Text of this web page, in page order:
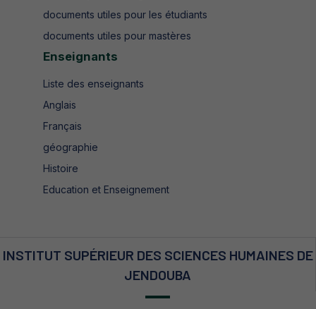
documents utiles pour les étudiants
documents utiles pour mastères
Enseignants
Liste des enseignants
Anglais
Français
géographie
Histoire
Education et Enseignement
INSTITUT SUPÉRIEUR DES SCIENCES HUMAINES DE
JENDOUBA